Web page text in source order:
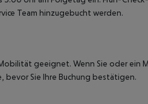
Team hinzugebucht werden.
geeignet. Wenn Sie oder ein
bevor Sie Ihre Buchung bestätigen.